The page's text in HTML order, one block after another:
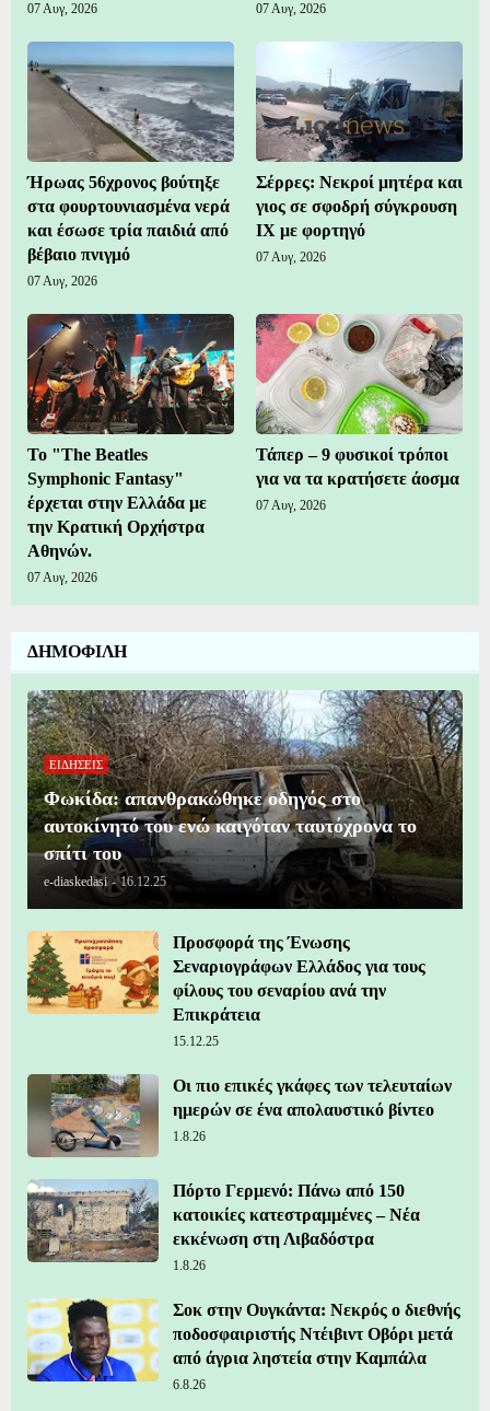
07 Αυγ, 2026 07 Αυγ, 2026
Ήρωας 56χρονος βούτηξε
στα φουρτουνιασμένα νερά
και έσωσε τρία παιδιά από
βέβαιο πνιγμό
07 Αυγ, 2026
Σέρρες: Νεκροί μητέρα και
γιος σε σφοδρή σύγκρουση
ΙΧ με φορτηγό
07 Αυγ, 2026
Το "The Beatles
Symphonic Fantasy"
έρχεται στην Ελλάδα με
την Κρατική Ορχήστρα
Αθηνών.
07 Αυγ, 2026
Τάπερ – 9 φυσικοί τρόποι
για να τα κρατήσετε άοσμα
07 Αυγ, 2026
ΔΗΜΟΦΙΛΗ
ΕΙΔΗΣΕΙΣ
Φωκίδα: απανθρακώθηκε οδηγός στο
αυτοκίνητό του ενώ καιγόταν ταυτόχρονα το
σπίτι του
e-diaskedasi - 16.12.25
Προσφορά της Ένωσης
Σεναριογράφων Ελλάδος για τους
φίλους του σεναρίου ανά την
Επικράτεια
15.12.25
Οι πιο επικές γκάφες των τελευταίων
ημερών σε ένα απολαυστικό βίντεο
1.8.26
Πόρτο Γερμενό: Πάνω από 150
κατοικίες κατεστραμμένες – Νέα
εκκένωση στη Λιβαδόστρα
1.8.26
Σοκ στην Ουγκάντα: Νεκρός ο διεθνής
ποδοσφαιριστής Ντέιβιντ Οβόρι μετά
από άγρια ληστεία στην Καμπάλα
6.8.26